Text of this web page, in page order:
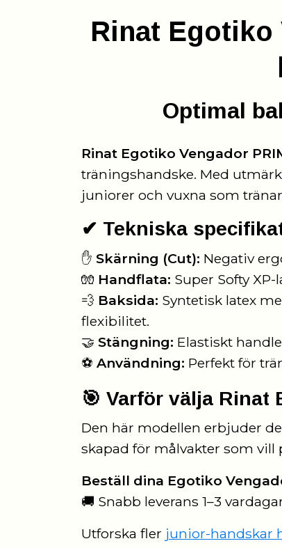
Rinat Egotiko
Optimal
Rinat Egotiko Vengador
träningshandske. Med
juniorer och vuxna som
✔ Tekniska
✋ Skärning (Cut): Negativ
🧤 Handflata: Super Softy
💨 Baksida: Syntetisk latex
flexibilitet.
🤝 Stängning: Elastiskt
⚽ Användning: Perfekt för
🎯 Varför välja Rinat
Den här modellen erbjuder
skapad för målvakter som
Beställ dina Egotiko
🚚 Snabb leverans 1–3
Utforska fler junior-handskar